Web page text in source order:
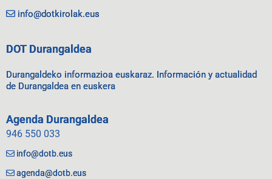
info@dotkirolak.eus
DOT Durangaldea
Durangaldeko informazioa euskaraz. Información y actualidad
de Durangaldea en euskera
Agenda Durangaldea
946 550 033
info@dotb.eus
agenda@dotb.eus